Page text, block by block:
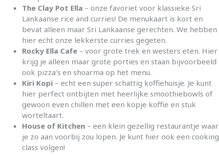
The Clay Pot Ella – onze favoriet voor klassieke Sri
Lankaanse rice and curries! De menukaart is kort en
bevat alleen maar Sri Lankaanse gerechten. We hebben
hier echt onze lekkerste curries gegeten.
Rocky Ella Cafe – voor grote trek en westers eten. Hier
krijg je alleen maar grote porties en staan bijvoorbeeld
ook pizza’s en shoarma op het menu.
Kiri Kopi – echt een super schattig koffiehuisje. Je kunt
hier perfect ontbijten met heerlijke smoothiebowls of
gewoon even chillen met een kopje koffie en stuk
worteltaart.
House of Kitchen – een klein gezellig restaurantje waar
je zo aan voorbij zou lopen. Je kunt hier ook een cooking
class volgen!